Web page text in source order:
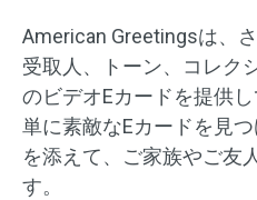
American Greetingsは、
受取人、トーン、コレク
のビデオEカードを提供
単に素敵なEカードを見
を添えて、ご家族やご友
す。